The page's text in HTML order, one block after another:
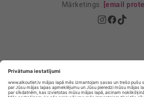
Mārketings: [email
Privātuma
E-veikala lietošanas